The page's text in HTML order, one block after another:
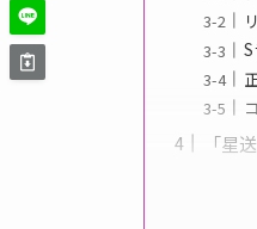
「星